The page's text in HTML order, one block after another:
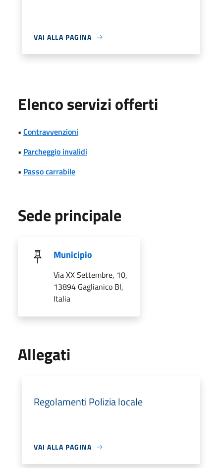
VAI ALLA PAGINA
Elenco servizi offerti
• Contravvenzioni
• Parcheggio invalidi
• Passo carrabile
Sede principale
Municipio
Via XX Settembre, 10,
13894 Gaglianico BI,
Italia
Allegati
Regolamenti Polizia locale
VAI ALLA PAGINA